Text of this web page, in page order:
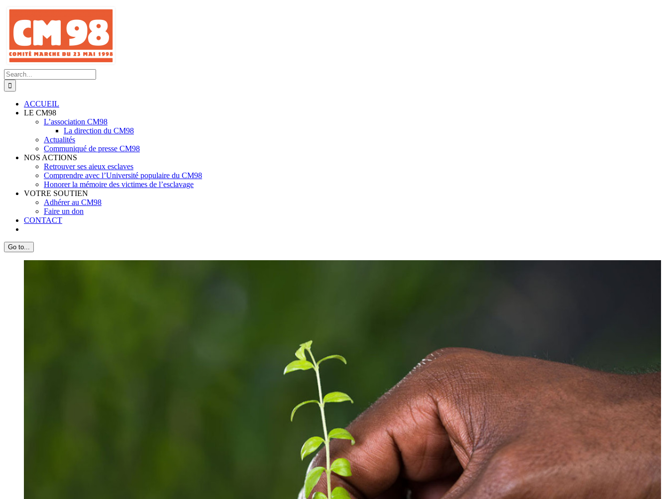
Skip
content
Search
for:
ACCUEIL
LE CM98
L’association CM98
La direction du CM98
Actualités
Communiqué de presse CM98
NOS ACTIONS
Retrouver ses aieux esclaves
Comprendre avec l’Université populaire du CM98
Honorer la mémoire des victimes de l’esclavage
VOTRE SOUTIEN
Adhérer au CM98
Faire un don
CONTACT
Go to...